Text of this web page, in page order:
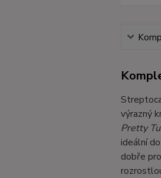
výrazný
Pretty
ideální
dobře